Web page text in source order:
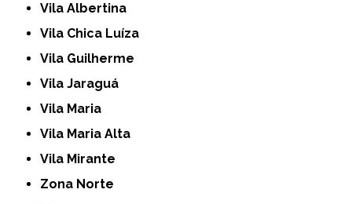
Vila Albertina
Vila Chica Luíza
Vila Guilherme
Vila Jaraguá
Vila Maria
Vila Maria Alta
Vila Mirante
Zona Norte